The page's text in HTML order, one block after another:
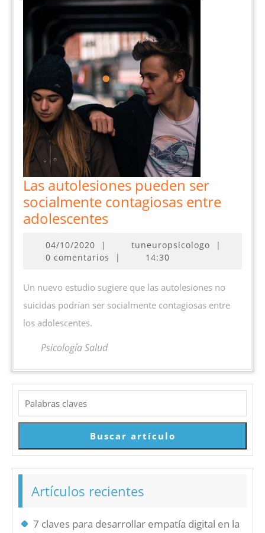
Las autolesiones pueden ser
socialmente contagiosas entre
adolescentesLas
pueden
ser
socialmente
contagiosas
04/10/202004/10/2020
| tuneuropsicologo
|
0 comentarios
| 14:30
Un nuevo estudio sugiere que las autolesiones no
suicidas podrían ser socialmente contagiosas entre
los adolescentes.
Psicología Salud
Buscar
Buscar artículo
Artículos recientes
7 claves para desarrollar empatía digital en la